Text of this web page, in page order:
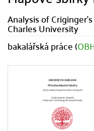
Analysis of
Charles University
bakalářská práce (